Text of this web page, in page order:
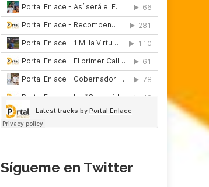
Sígueme en Twitter